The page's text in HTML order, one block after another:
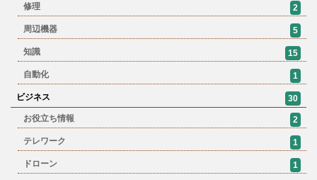
修理 2
周辺機器 5
知識 15
自動化 1
ビジネス
30
お役立ち情報
2
テレワーク 1
ドローン 1